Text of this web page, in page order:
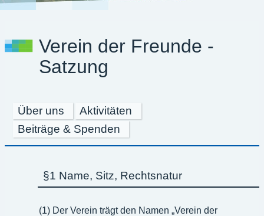
Verein der Freunde -
Satzung
Über uns
Aktivitäten
Beiträge & Spenden
§1 Name, Sitz, Rechtsnatur
(1) Der Verein trägt den Namen „Verein der